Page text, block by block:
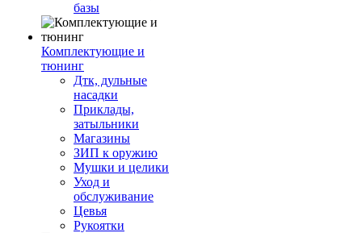
базы
Комплектующие и
тюнинг
Дтк, дульные
насадки
Приклады,
затыльники
Магазины
ЗИП к оружию
Мушки и целики
Уход и
обслуживание
Цевья
Рукоятки